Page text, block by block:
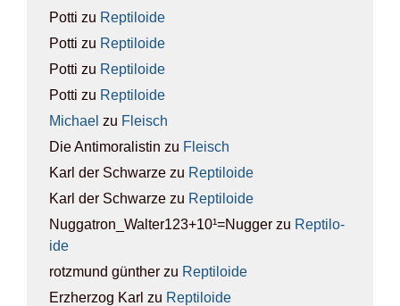
Potti zu Rep­ti­lo­ide
Potti zu Rep­ti­lo­ide
Potti zu Rep­ti­lo­ide
Potti zu Rep­ti­lo­ide
Michael zu Fleisch
Die Antimoralistin zu Fleisch
Karl der Schwarze zu Rep­ti­lo­ide
Karl der Schwarze zu Rep­ti­lo­ide
Nuggatron_Walter123+10¹=Nugger zu Rep­ti­lo­
ide
rotzmund günther zu Rep­ti­lo­ide
Erzherzog Karl zu Rep­ti­lo­ide